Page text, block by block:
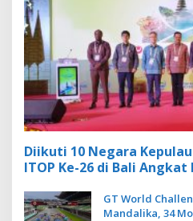
Diikuti 10 Negara
ITOP Ke-26 di Bali
GT World
Mandalika, 34